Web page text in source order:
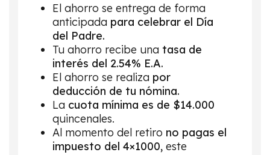
El ahorro se entrega de forma
anticipada para celebrar el Día
del Padre.
Tu ahorro recibe una tasa de
interés del 2.54% E.A.
El ahorro se realiza por
deducción de tu nómina.
La cuota mínima es de $14.000
quincenales.
Al momento del retiro no pagas el
impuesto del 4×1000, este